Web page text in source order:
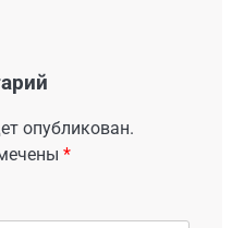
опубликован.
*